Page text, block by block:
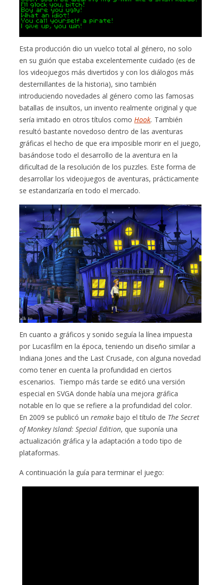
Esta producción dio un vuelco total al género, no solo
en su guión que estaba excelentemente cuidado (es de
los videojuegos más divertidos y con los diálogos más
desternillantes de la historia), sino también
introduciendo novedades al género como las famosas
batallas de insultos, un invento realmente original y que
sería imitado en otros títulos comoHook. También
resultó bastante novedoso dentro de las aventuras
gráficas el hecho de que era imposible morir en el juego,
basándose todo el desarrollo de la aventura en la
dificultad de la resolución de los puzzles. Este forma de
desarrollar los videojuegos de aventuras, prácticamente
se estandarizaría en todo el mercado.
En cuanto a gráficos y sonido seguía la línea impuesta
por Lucasfilm en la época, teniendo un diseño similar a
Indiana Jones and the Last Crusade, con alguna novedad
como tener en cuenta la profundidad en ciertos
escenarios. Tiempo más tarde se editó una versión
especial en SVGA donde había una mejora gráfica
notable en lo que se refiere a la profundidad del color.
En 2009 se publicó unremake bajo el título de The Secret
of Monkey Island: Special Edition, que suponía una
actualización gráfica y la adaptación a todo tipo de
plataformas.
A continuación la guía para terminar el juego: